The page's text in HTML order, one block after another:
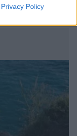
Privacy Policy